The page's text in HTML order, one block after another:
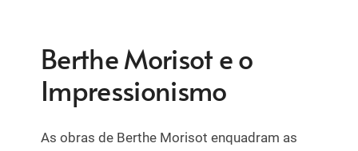
Berthe Morisot e o
Impressionismo
As obras de Berthe Morisot enquadram as